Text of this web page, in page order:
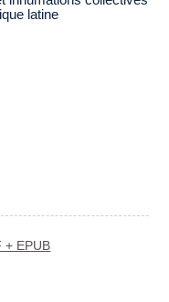
latine
+ EPUB